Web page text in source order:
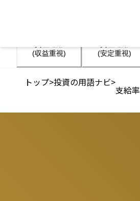
(収益重視)
(安定重視)
トップ>投資の用語ナビ>
支給率